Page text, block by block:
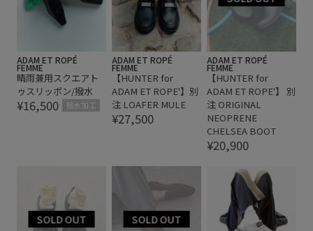
ADAM ET ROPÉ
FEMME
晴雨兼用スクエアト
ゥスリッポン/撥水
¥16,500 撥水加工
ADAM ET ROPÉ
FEMME
【HUNTER for
ADAM ET ROPE'】別
注 LOAFER MULE
¥27,500
ADAM ET ROPÉ
FEMME
【HUNTER for
ADAM ET ROPE'】 別
注 ORIGINAL
NEOPRENE
CHELSEA BOOT
¥20,900